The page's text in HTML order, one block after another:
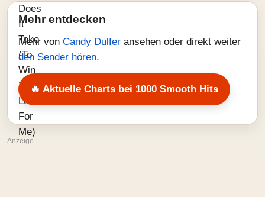
Mehr entdecken
Mehr von Candy Dulfer ansehen oder direkt weiter
den Sender hören.
🔥 Aktuelle Charts bei 1000 Smooth Hits
Anzeige